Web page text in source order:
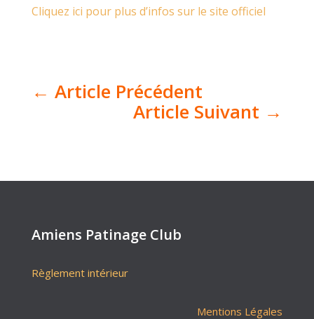
Cliquez ici pour plus d’infos sur le site officiel
← Article Précédent
Article Suivant →
Amiens Patinage Club
Règlement intérieur
Mentions Légales